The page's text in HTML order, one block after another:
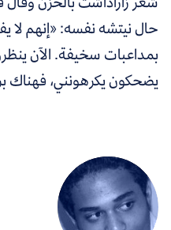
حال نيتشه نفسه: «إنهم لا
بمداعبات سخيفة. الآن
يضحكون يكرهونني، فهناك